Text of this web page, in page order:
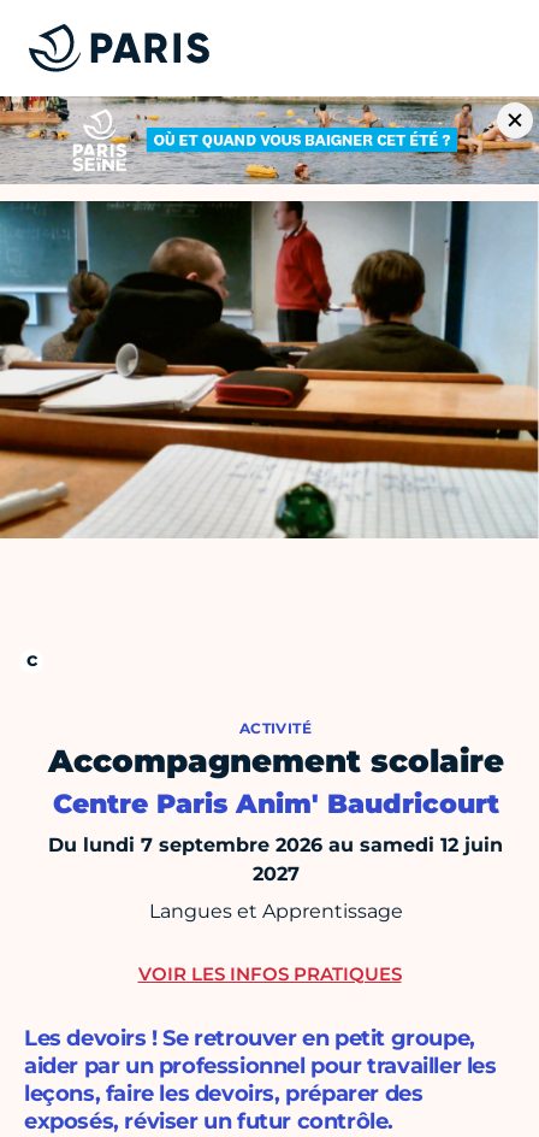
ACTIVITÉ
Accompagnement scolaire
Centre Paris Anim' Baudricourt
Du lundi 7 septembre 2026 au samedi 12 juin
2027
Langues et Apprentissage
Les devoirs ! Se retrouver en petit groupe,
aider par un professionnel pour travailler les
leçons, faire les devoirs, préparer des
exposés, réviser un futur contrôle.
VOIR LES INFOS PRATIQUES